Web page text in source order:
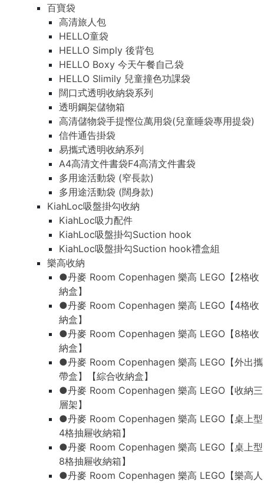
百寶袋
高清旅人包
HELLO童袋
HELLO Simply 後背包
HELLO Boxy 今天午餐自己袋
HELLO Slimily 兒童撞色功課袋
闊口式透明收納袋系列
透明鋼架儲物箱
高清儲物袋手提慳位萬用袋(兒童睡袋專用提袋)
信件通告掛袋
易攜式透明收納系列
A4高清文件書袋F4高清文件書袋
多用途活動袋 (窄長款)
多用途活動袋 (闊身款)
KiahLoc吸盤掛勾收納
KiahLoc吸力配件
KiahLoc吸盤掛勾Suction hook
KiahLoc吸盤掛勾Suction hook禮盒組
樂高收納
●丹麥 Room Copenhagen 樂高 LEGO【2格收
納盒】
●丹麥 Room Copenhagen 樂高 LEGO【4格收
納盒】
●丹麥 Room Copenhagen 樂高 LEGO【8格收
納盒】
●丹麥 Room Copenhagen 樂高 LEGO【外出攜
帶盒】【綜合收納盒】
●丹麥 Room Copenhagen 樂高 LEGO【收納三
層架】
●丹麥 Room Copenhagen 樂高 LEGO【桌上型
4格抽屜收納箱】
●丹麥 Room Copenhagen 樂高 LEGO【桌上型
8格抽屜收納箱】
●丹麥 Room Copenhagen 樂高 LEGO【樂高人